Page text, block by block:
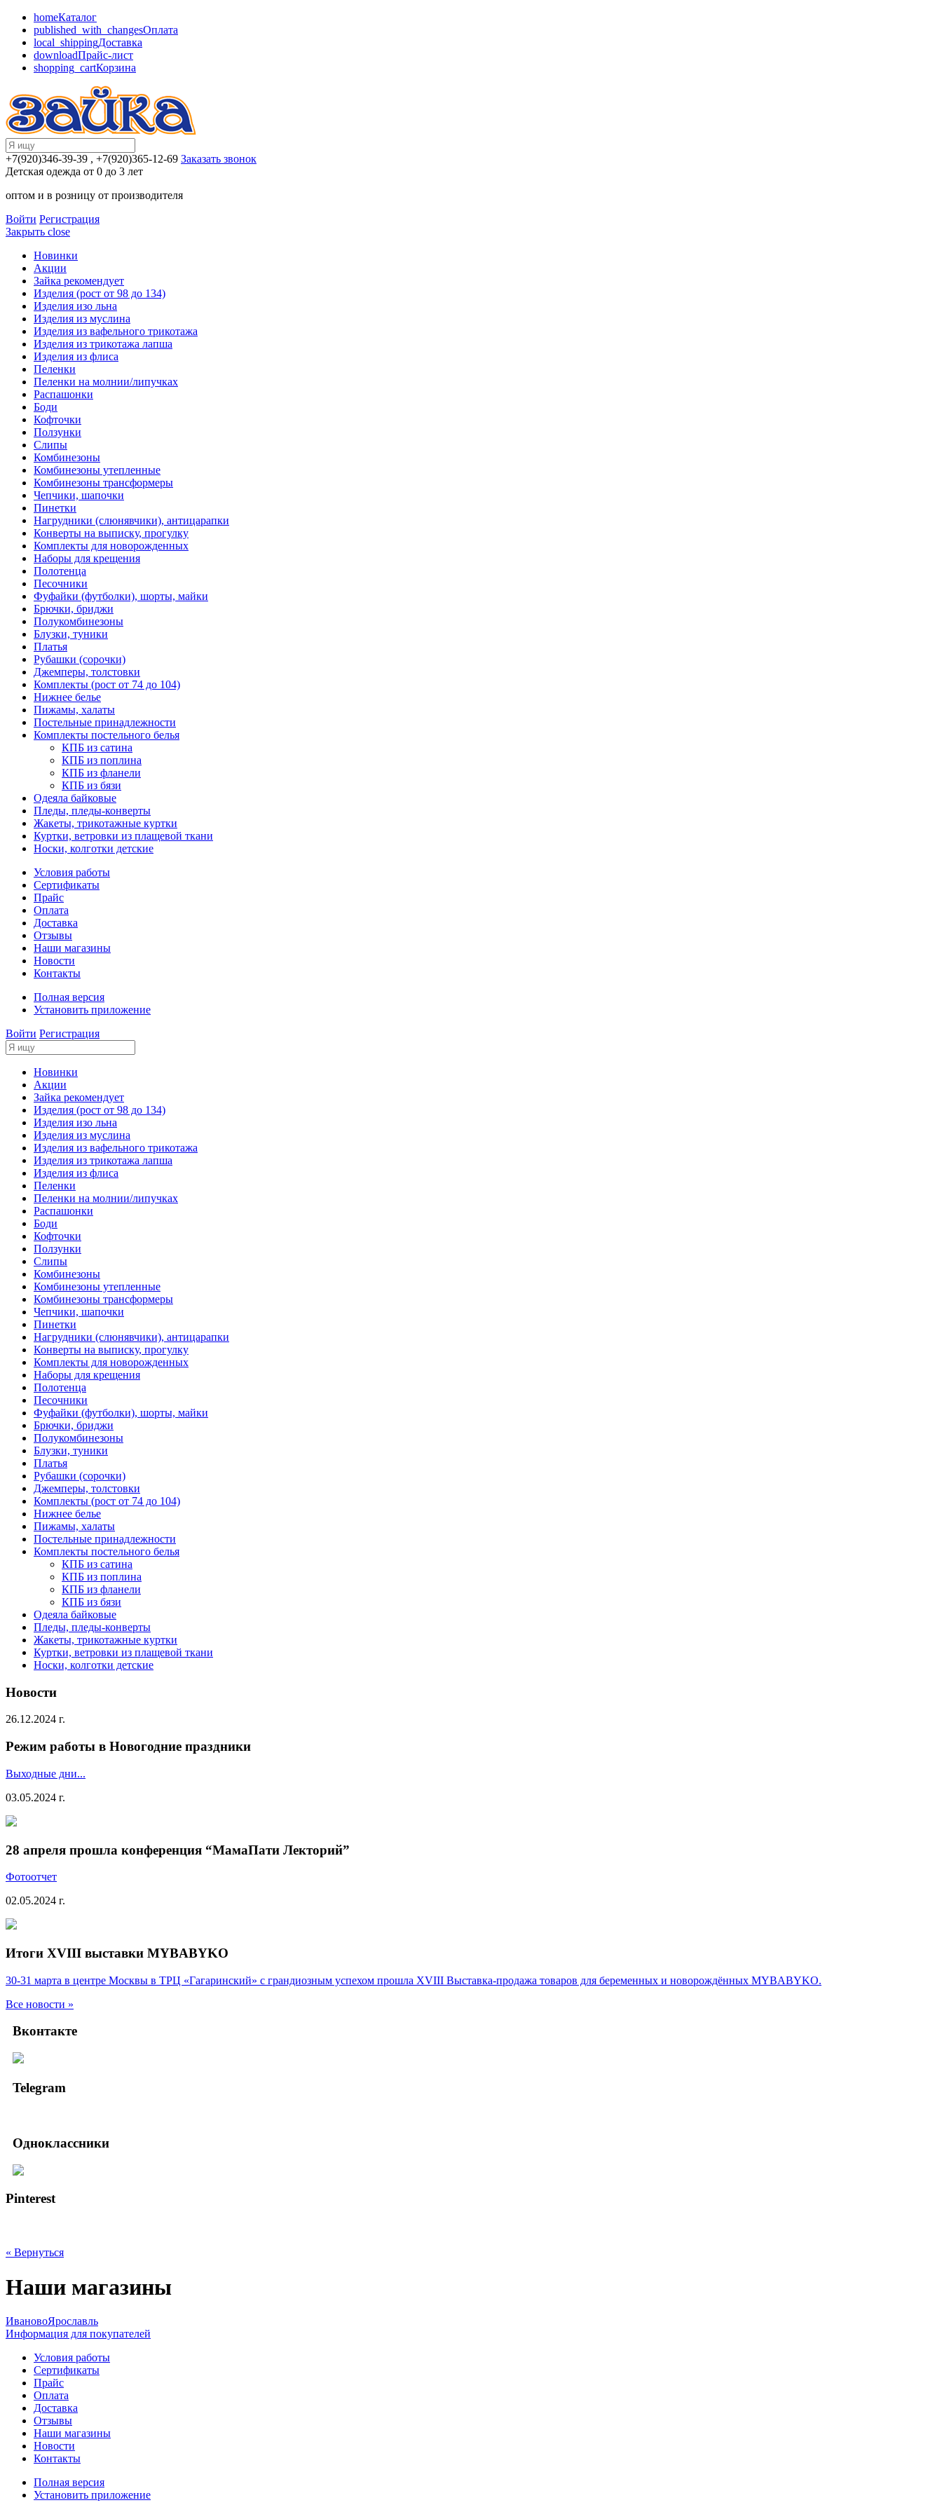
homeКаталог
published_with_changesОплата
local_shippingДоставка
downloadПрайс-лист
shopping_cartКорзина
+7(920)346-39-39 , +7(920)365-12-69 Заказать звонок
Детская одежда от 0 до 3 лет
оптом и в розницу от производителя
Войти Регистрация
Закрыть close
Новинки
Акции
Зайка рекомендует
Изделия (рост от 98 до 134)
Изделия изо льна
Изделия из муслина
Изделия из вафельного трикотажа
Изделия из трикотажа лапша
Изделия из флиса
Пеленки
Пеленки на молнии/липучках
Распашонки
Боди
Кофточки
Ползунки
Слипы
Комбинезоны
Комбинезоны утепленные
Комбинезоны трансформеры
Чепчики, шапочки
Пинетки
Нагрудники (слюнявчики), антицарапки
Конверты на выписку, прогулку
Комплекты для новорожденных
Наборы для крещения
Полотенца
Песочники
Фуфайки (футболки), шорты, майки
Брючки, бриджи
Полукомбинезоны
Блузки, туники
Платья
Рубашки (сорочки)
Джемперы, толстовки
Комплекты (рост от 74 до 104)
Нижнее белье
Пижамы, халаты
Постельные принадлежности
Комплекты постельного белья
КПБ из сатина
КПБ из поплина
КПБ из фланели
КПБ из бязи
Одеяла байковые
Пледы, пледы-конверты
Жакеты, трикотажные куртки
Куртки, ветровки из плащевой ткани
Носки, колготки детские
Условия работы
Сертификаты
Прайс
Оплата
Доставка
Отзывы
Наши магазины
Новости
Контакты
Полная версия
Установить приложение
Войти Регистрация
Новинки
Акции
Зайка рекомендует
Изделия (рост от 98 до 134)
Изделия изо льна
Изделия из муслина
Изделия из вафельного трикотажа
Изделия из трикотажа лапша
Изделия из флиса
Пеленки
Пеленки на молнии/липучках
Распашонки
Боди
Кофточки
Ползунки
Слипы
Комбинезоны
Комбинезоны утепленные
Комбинезоны трансформеры
Чепчики, шапочки
Пинетки
Нагрудники (слюнявчики), антицарапки
Конверты на выписку, прогулку
Комплекты для новорожденных
Наборы для крещения
Полотенца
Песочники
Фуфайки (футболки), шорты, майки
Брючки, бриджи
Полукомбинезоны
Блузки, туники
Платья
Рубашки (сорочки)
Джемперы, толстовки
Комплекты (рост от 74 до 104)
Нижнее белье
Пижамы, халаты
Постельные принадлежности
Комплекты постельного белья
КПБ из сатина
КПБ из поплина
КПБ из фланели
КПБ из бязи
Одеяла байковые
Пледы, пледы-конверты
Жакеты, трикотажные куртки
Куртки, ветровки из плащевой ткани
Носки, колготки детские
Новости
26.12.2024 г.
Режим работы в Новогодние праздники
Выходные дни...
03.05.2024 г.
28 апреля прошла конференция “МамаПати Лекторий”
Фотоотчет
02.05.2024 г.
Итоги XVIII выставки MYBABYKO
30-31 марта в центре Москвы в ТРЦ «Гагаринский» с грандиозным успехом прошла XVIII Выставка-продажа товаров для беременных и новорождённых MYBABYKO.
Все новости »
Вконтакте
Telegram
Одноклассники
Pinterest
« Вернуться
Наши магазины
ИвановоЯрославль
Информация для покупателей
Условия работы
Сертификаты
Прайс
Оплата
Доставка
Отзывы
Наши магазины
Новости
Контакты
Полная версия
Установить приложение